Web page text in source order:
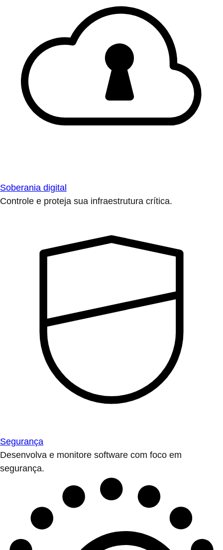
Soberania digital
Controle e proteja sua infraestrutura crítica.
Segurança
Desenvolva e monitore software com foco em
segurança.